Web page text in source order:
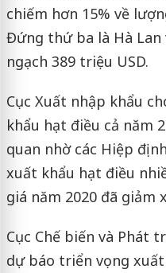
chiếm hơn 15% về
Đứng thứ ba là Hà Lan
ngạch 389 triệu USD.
Cục Xuất nhập khẩu
khẩu hạt điều cả năm
quan nhờ các Hiệp
xuất khẩu hạt điều
giá năm 2020 đã giảm
Cục Chế biến và Phát
dự báo triển vọng